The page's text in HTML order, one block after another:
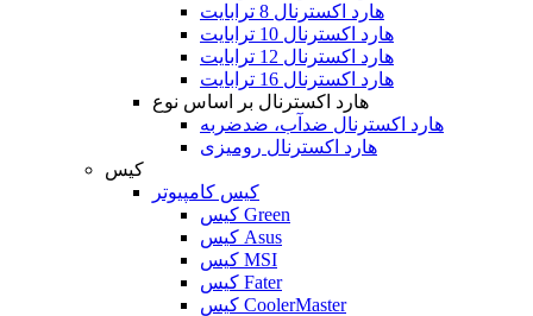
هارد اکسترنال 8 ترابایت
هارد اکسترنال 10 ترابایت
هارد اکسترنال 12 ترابایت
هارد اکسترنال 16 ترابایت
هارد اکسترنال بر اساس نوع
هارد اکسترنال ضدآب، ضدضربه
هارد اکسترنال رومیزی
کیس
کیس کامپیوتر
کیس Green
کیس Asus
کیس MSI
کیس Fater
کیس CoolerMaster